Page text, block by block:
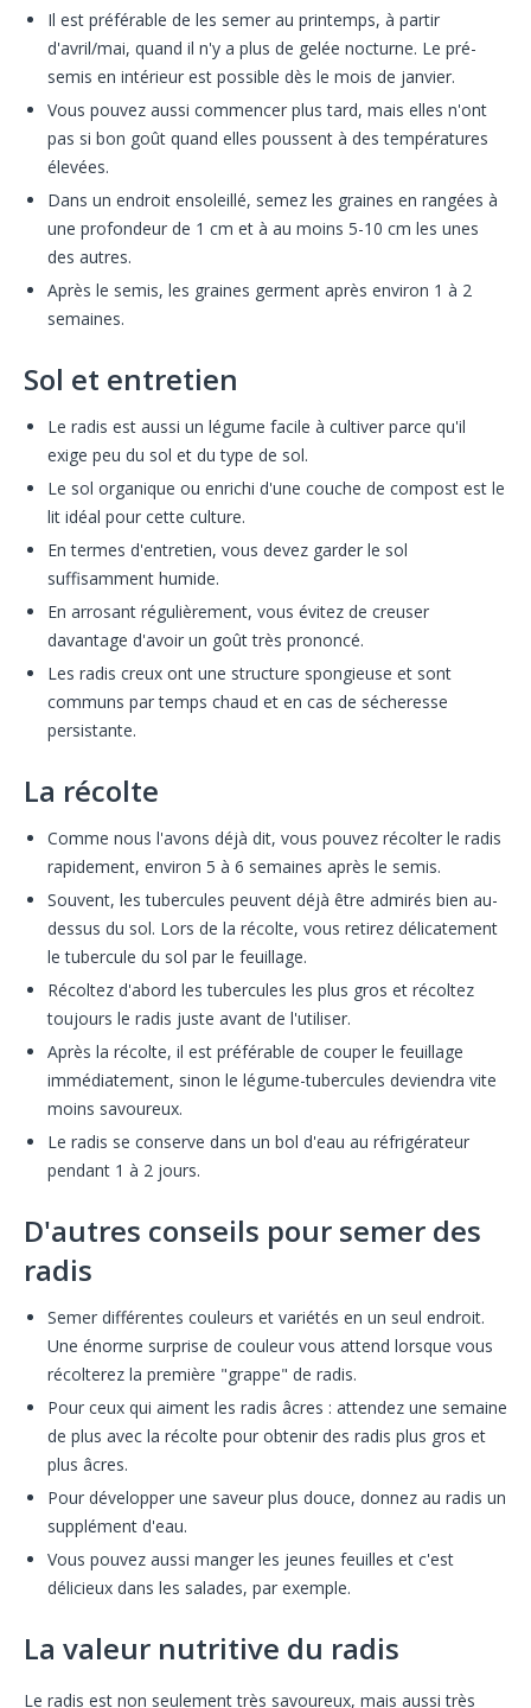
Il est préférable de les semer au printemps, à partir
d'avril/mai, quand il n'y a plus de gelée nocturne. Le pré-
semis en intérieur est possible dès le mois de janvier.
Vous pouvez aussi commencer plus tard, mais elles n'ont
pas si bon goût quand elles poussent à des températures
élevées.
Dans un endroit ensoleillé, semez les graines en rangées à
une profondeur de 1 cm et à au moins 5-10 cm les unes
des autres.
Après le semis, les graines germent après environ 1 à 2
semaines.
Sol et entretien
Le radis est aussi un légume facile à cultiver parce qu'il
exige peu du sol et du type de sol.
Le sol organique ou enrichi d'une couche de compost est le
lit idéal pour cette culture.
En termes d'entretien, vous devez garder le sol
suffisamment humide.
En arrosant régulièrement, vous évitez de creuser
davantage d'avoir un goût très prononcé.
Les radis creux ont une structure spongieuse et sont
communs par temps chaud et en cas de sécheresse
persistante.
La récolte
Comme nous l'avons déjà dit, vous pouvez récolter le radis
rapidement, environ 5 à 6 semaines après le semis.
Souvent, les tubercules peuvent déjà être admirés bien au-
dessus du sol. Lors de la récolte, vous retirez délicatement
le tubercule du sol par le feuillage.
Récoltez d'abord les tubercules les plus gros et récoltez
toujours le radis juste avant de l'utiliser.
Après la récolte, il est préférable de couper le feuillage
immédiatement, sinon le légume-tubercules deviendra vite
moins savoureux.
Le radis se conserve dans un bol d'eau au réfrigérateur
pendant 1 à 2 jours.
D'autres conseils pour semer des
radis
Semer différentes couleurs et variétés en un seul endroit.
Une énorme surprise de couleur vous attend lorsque vous
récolterez la première "grappe" de radis.
Pour ceux qui aiment les radis âcres : attendez une semaine
de plus avec la récolte pour obtenir des radis plus gros et
plus âcres.
Pour développer une saveur plus douce, donnez au radis un
supplément d'eau.
Vous pouvez aussi manger les jeunes feuilles et c'est
délicieux dans les salades, par exemple.
La valeur nutritive du radis
Le radis est non seulement très savoureux, mais aussi très